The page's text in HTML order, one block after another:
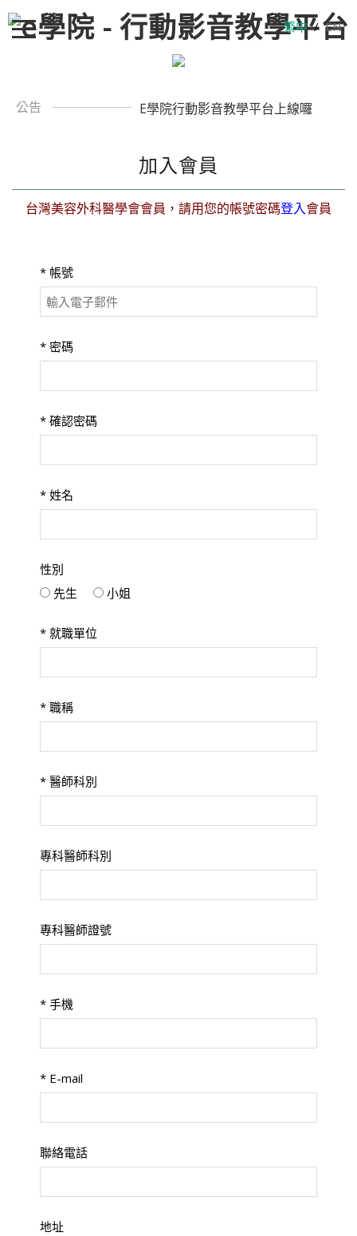
繁中 / EN
公告 E學院行動影音教學平台上線囉
加入會員
台灣美容外科醫學會會員，請用您的帳號密碼登入會員
* 帳號
* 密碼
* 確認密碼
* 姓名
性別
先生
小姐
* 就職單位
* 職稱
* 醫師科別
專科醫師科別
專科醫師證號
* 手機
* E-mail
聯絡電話
地址